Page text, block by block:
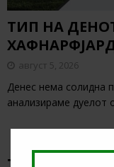
ТИП НА ДЕНОТ
август 5, 2026
Денес нема солидна
анализираме дуелот